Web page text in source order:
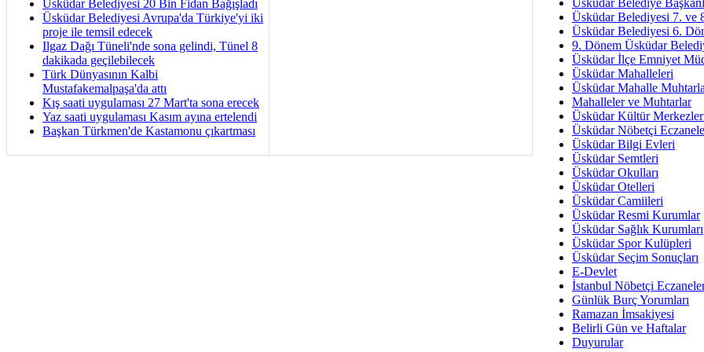
Üsküdar Belediyesi 20 Bin Fidan Bağışladı
Üsküdar Belediyesi Avrupa'da Türkiye'yi iki
proje ile temsil edecek
Ilgaz Dağı Tüneli'nde sona gelindi, Tünel 8
dakikada geçilebilecek
Türk Dünyasının Kalbi
Mustafakemalpaşa'da attı
Kış saati uygulaması 27 Mart'ta sona erecek
Yaz saati uygulaması Kasım ayına ertelendi
Başkan Türkmen'de Kastamonu çıkartması
İmar Sorunlarının Genel
Arakan
Bayramın
Ruhsal
Üsküdar
Üsküdar Belediye
Üsküdar Belediyesi 7. ve
Üsküdar Belediyesi 6.
9. Dönem Üsküdar
Üsküdar İlçe Emniyet
Üsküdar Mahalleleri
Üsküdar Mahalle
Mahalleler ve Muhtarlar
Üsküdar Kültür
Üsküdar Nöbetçi
Üsküdar Bilgi Evleri
Üsküdar Semtleri
Üsküdar Okulları
Üsküdar Otelleri
Üsküdar Camiileri
Üsküdar Resmi Kurumlar
Üsküdar Sağlık Kurumları
Üsküdar Spor Kulüpleri
Üsküdar Seçim Sonuçları
E-Devlet
İstanbul Nöbetçi
Günlük Burç Yorumları
Ramazan İmsakiyesi
Belirli Gün ve Haftalar
Duyurular